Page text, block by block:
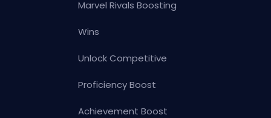
Marvel Rivals Boosting
Wins
Unlock Competitive
Proficiency Boost
Achievement Boost